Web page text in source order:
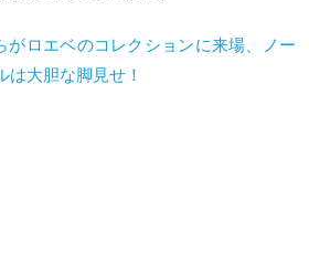
がロエベのコレクションに来場、ノー
は大胆な脚見せ！